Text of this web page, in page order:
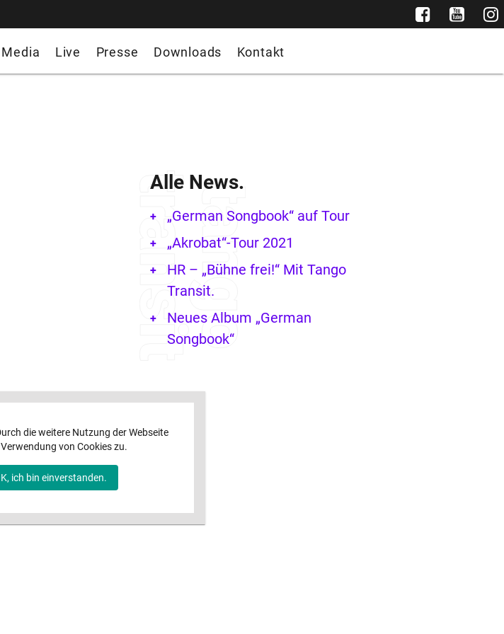
Media Live Presse Downloads Kontakt
die weitere Nutzung der Webseite
von Cookies zu.
ich bin einverstanden.
Alle News.
„German Songbook“ auf Tour
„Akrobat“-Tour 2021
HR – „Bühne frei!“ Mit Tango
Transit.
Neues Album „German
Songbook“